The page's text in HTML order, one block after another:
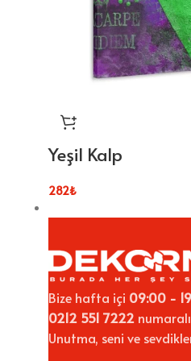
Yeşil Kalp
282₺
Bize hafta içi 09:00 -
0212 551 7222
Unutma, seni ve